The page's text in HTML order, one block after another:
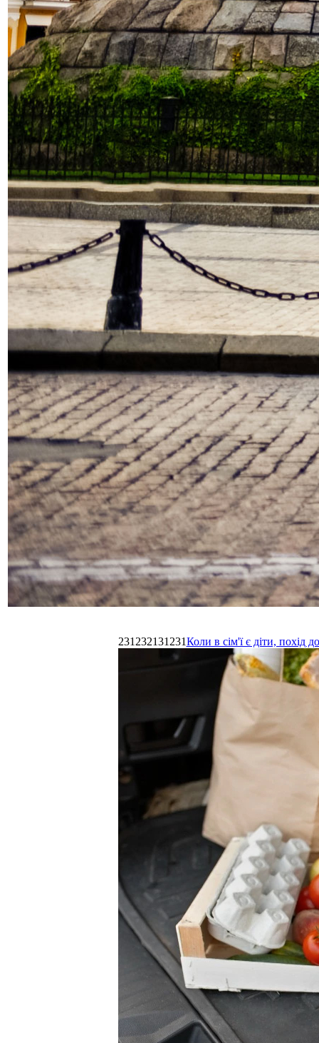
231232131231Коли в сім'ї є діти,